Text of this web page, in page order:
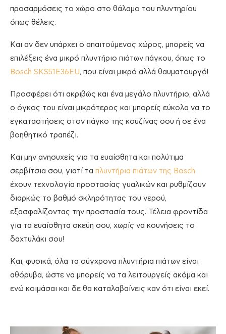
προσαρμόσεις το χώρο στο θάλαμο του πλυντηρίου
όπως θέλεις.
Και αν δεν υπάρχει ο απαιτούμενος χώρος, μπορείς να
επιλέξεις ένα μικρό πλυντήριο πιάτων πάγκου, όπως το
Bosch SKS51E36EU, που είναι μικρό αλλά θαυματουργό!
Προσφέρει ότι ακριβώς και ένα μεγάλο πλυντήριο, αλλά
ο όγκος του είναι μικρότερος και μπορείς εύκολα να το
εγκαταστήσεις στον πάγκο της κουζίνας σου ή σε ένα
βοηθητικό τραπέζι.
Και μην ανησυχείς για τα ευαίσθητα και πολύτιμα
σερβίτσια σου, γιατί τα πλυντήρια πιάτων της Bosch
έχουν τεχνολογία προστασίας γυαλικών και ρυθμίζουν
διαρκώς το βαθμό σκληρότητας του νερού,
εξασφαλίζοντας την προστασία τους. Τέλεια φροντίδα
για τα ευαίσθητα σκεύη σου, χωρίς να κουνήσεις το
δαχτυλάκι σου!
Και, φυσικά, όλα τα σύγχρονα πλυντήρια πιάτων είναι
αθόρυβα, ώστε να μπορείς να τα λειτουργείς ακόμα και
ενώ κοιμάσαι και δε θα καταλαβαίνεις καν ότι είναι εκεί.